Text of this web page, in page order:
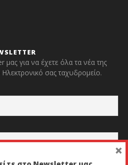
μας για να έχετε όλα τα νέα της
σας ταχυδρομείο.
×